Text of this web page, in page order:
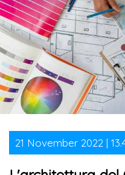
21 November 2022 |